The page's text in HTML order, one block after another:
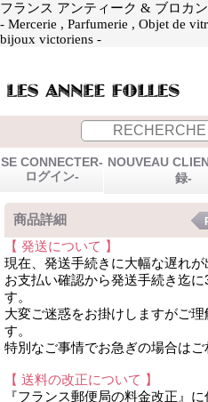
フランス アンティーク & ブロカ
- Mercerie , Parfumerie , Objet de
bijoux victoriens -
SE CONNECTER-
ログイン-
NOUVEAU
録-
商品詳細
【 発送について 】
現在、発送手続きに大幅な遅れが
お支払い確認から発送手続き迄
す。
大変ご迷惑をお掛けしますがご
す。
特別なご事情でお急ぎの場合はご
【 送料の改正について 】
『フランス郵便局の料金改正』